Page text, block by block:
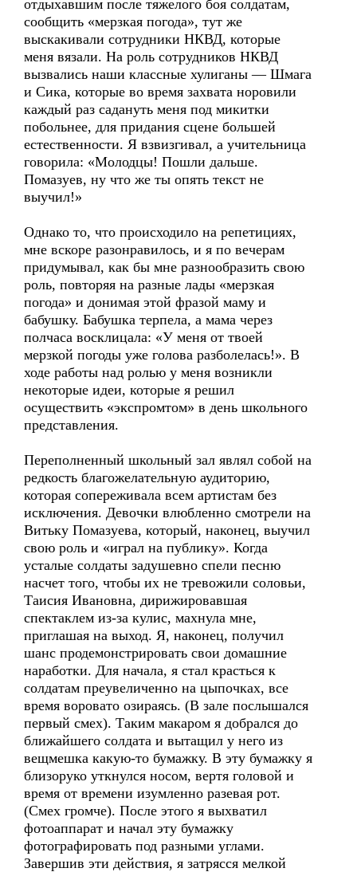
отдыхавшим после тяжелого боя солдатам,
сообщить «мерзкая погода», тут же
выскакивали сотрудники НКВД, которые
меня вязали. На роль сотрудников НКВД
вызвались наши классные хулиганы — Шмага
и Сика, которые во время захвата норовили
каждый раз садануть меня под микитки
побольнее, для придания сцене большей
естественности. Я взвизгивал, а учительница
говорила: «Молодцы! Пошли дальше.
Помазуев, ну что же ты опять текст не
выучил!»
Однако то, что происходило на репетициях,
мне вскоре разонравилось, и я по вечерам
придумывал, как бы мне разнообразить свою
роль, повторяя на разные лады «мерзкая
погода» и донимая этой фразой маму и
бабушку. Бабушка терпела, а мама через
полчаса восклицала: «У меня от твоей
мерзкой погоды уже голова разболелась!». В
ходе работы над ролью у меня возникли
некоторые идеи, которые я решил
осуществить «экспромтом» в день школьного
представления.
Переполненный школьный зал являл собой на
редкость благожелательную аудиторию,
которая сопереживала всем артистам без
исключения. Девочки влюбленно смотрели на
Витьку Помазуева, который, наконец, выучил
свою роль и «играл на публику». Когда
усталые солдаты задушевно спели песню
насчет того, чтобы их не тревожили соловьи,
Таисия Ивановна, дирижировавшая
спектаклем из-за кулис, махнула мне,
приглашая на выход. Я, наконец, получил
шанс продемонстрировать свои домашние
наработки. Для начала, я стал красться к
солдатам преувеличенно на цыпочках, все
время воровато озираясь. (В зале послышался
первый смех). Таким макаром я добрался до
ближайшего солдата и вытащил у него из
вещмешка какую-то бумажку. В эту бумажку я
близоруко уткнулся носом, вертя головой и
время от времени изумленно разевая рот.
(Смех громче). После этого я выхватил
фотоаппарат и начал эту бумажку
фотографировать под разными углами.
Завершив эти действия, я затрясся мелкой